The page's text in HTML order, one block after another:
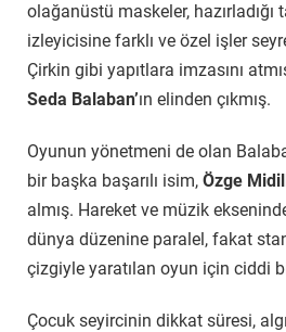
olağanüstü maskeler, hazırladığı
izleyicisine farklı ve özel işler
Çirkin gibi yapıtlara imzasını
Seda Balaban’ın elinden çıkmış.
Oyunun yönetmeni de olan
bir başka başarılı isim, Özge
almış. Hareket ve müzik
dünya düzenine paralel, fakat
çizgiyle yaratılan oyun için ciddi
Çocuk seyircinin dikkat süresi,